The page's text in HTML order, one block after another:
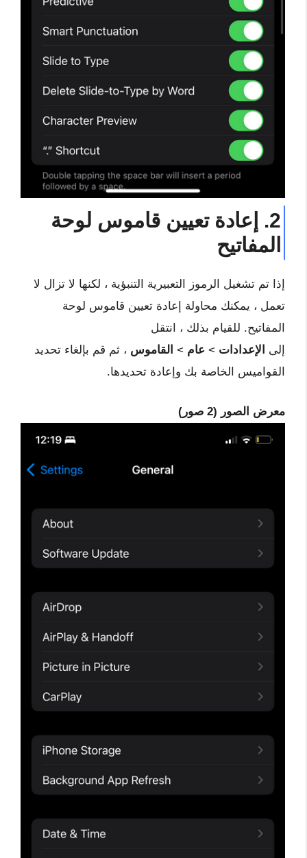
2. إعادة تعيين قاموس لوحة
المفاتيح
إذا تم تشغيل الرموز التعبيرية التنبؤية ، لكنها لا تزال لا
تعمل ، يمكنك محاولة إعادة تعيين قاموس لوحة
المفاتيح. للقيام بذلك ، انتقل
إلى
الإعدادات > عام > القاموس ، ثم قم بإلغاء تحديد
القواميس الخاصة بك وإعادة تحديدها.
معرض الصور (2 صور)